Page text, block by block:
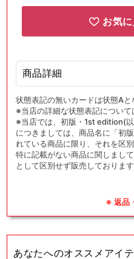
お気
商品詳細
状態表記の無いカードは状態Aと
※当店の詳細な状態表記について
※当店では、初版・1st edition(
につきましては、商品名に「初
れている商品に限り、それを区
特に記載がない商品に関しまし
として区別せず販売しております
※ 返品
あなたへのオススメアイ